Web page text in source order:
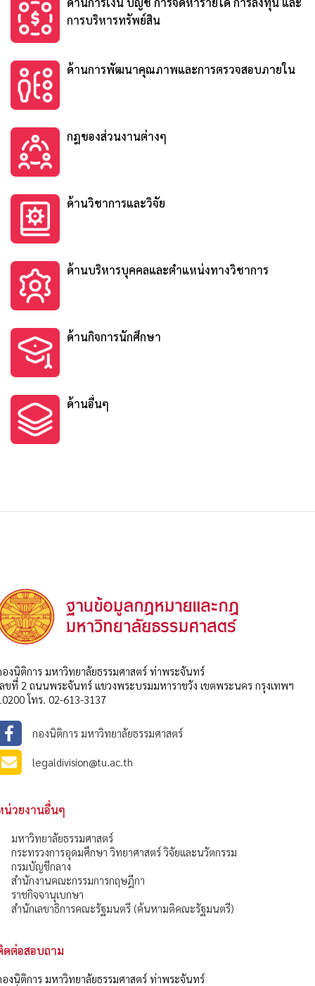
การบริหารทรัพย์สิน
ด้านการพัฒนาคุณภาพและการตรวจสอบภายใน
กฎของส่วนงานต่างๆ
ด้านวิชาการและวิจัย
ด้านบริหารบุคคลและตำแหน่งทางวิชาการ
ด้านกิจการนักศึกษา
ด้านอื่นๆ
องนิติการ มหาวิทยาลัยธรรมศาสตร์ ท่าพระจันทร์
ลขที่ 2 ถนนพระจันทร์ แขวงพระบรมมหาราชวัง เขตพระนคร กรุงเทพฯ
โทร. 02-613-3137
กองนิติการ มหาวิทยาลัยธรรมศาสตร์
legaldivision@tu.ac.th
น่วยงานอื่นๆ
มหาวิทยาลัยธรรมศาสตร์
กระทรวงการอุดมศึกษา วิทยาศาสตร์ วิจัยและนวัตกรรม
กรมบัญชีกลาง
สำนักงานคณะกรรมการกฤษฎีกา
ราชกิจจานุเบกษา
สำนักเลขาธิการคณะรัฐมนตรี (ค้นหามติคณะรัฐมนตรี)
ดต่อสอบถาม
องนิติการ มหาวิทยาลัยธรรมศาสตร์ ท่าพระจันทร์